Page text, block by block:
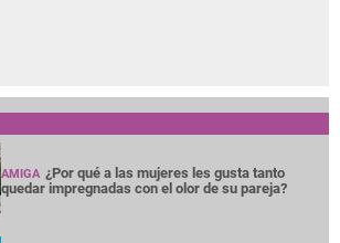
AMIGA ¿Por qué a las mujeres les gusta tanto
quedar impregnadas con el olor de su pareja?